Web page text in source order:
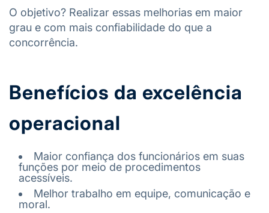
O objetivo? Realizar essas melhorias em maior
grau e com mais confiabilidade do que a
concorrência.
Benefícios da excelência
operacional
Maior confiança dos funcionários em suas
funções por meio de procedimentos
acessíveis.
Melhor trabalho em equipe, comunicação e
moral.